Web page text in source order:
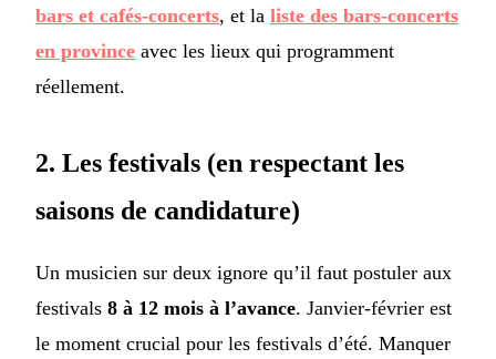
bars et cafés-concerts, et la liste des bars-concerts
en province avec les lieux qui programment
réellement.
2. Les festivals (en respectant les
saisons de candidature)
Un musicien sur deux ignore qu’il faut postuler aux
festivals 8 à 12 mois à l’avance. Janvier-février est
le moment crucial pour les festivals d’été. Manquer